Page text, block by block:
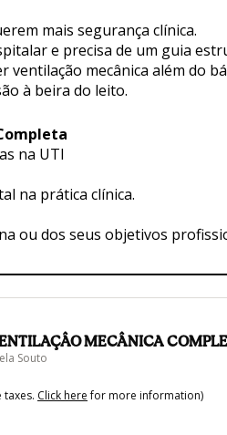
mais segurança clínica.
e precisa de um guia
mecânica além do
à beira do leito.
na UTI
na prática clínica.
ou dos seus objetivos
MECÂNICA
Souto
taxes. Click herefor more information)